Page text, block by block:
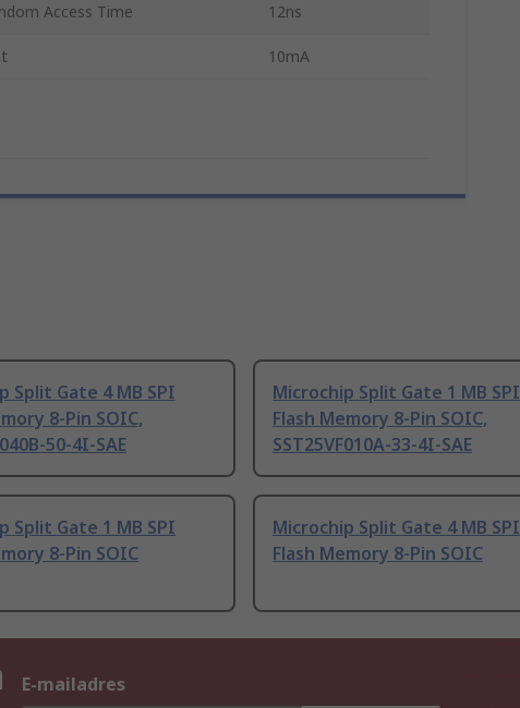
Access Time 12ns
10mA
Split Gate 4 MB SPI
8-Pin SOIC,
50-4I-SAE
Microchip Split Gate 1 MB SPI
Flash Memory 8-Pin SOIC,
SST25VF010A-33-4I-SAE
Split Gate 1 MB SPI
8-Pin SOIC
Microchip Split Gate 4 MB SPI
Flash Memory 8-Pin SOIC
E-mailadres